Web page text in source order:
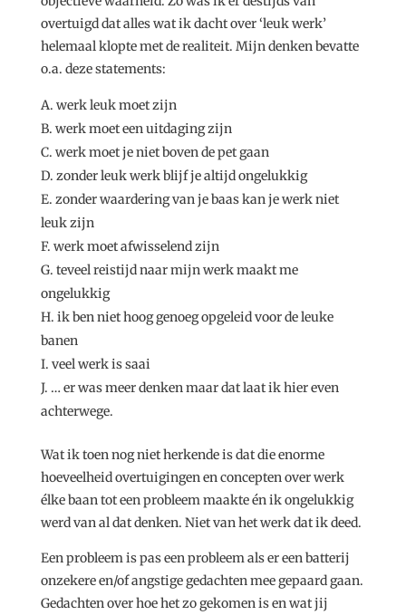
overtuigd dat alles wat ik dacht over ‘leuk werk’
helemaal klopte met de realiteit. Mijn denken bevatte
o.a. deze statements:
werk leuk moet zijn
werk moet een uitdaging zijn
werk moet je niet boven de pet gaan
zonder leuk werk blijf je altijd ongelukkig
zonder waardering van je baas kan je werk niet
leuk zijn
werk moet afwisselend zijn
teveel reistijd naar mijn werk maakt me
ongelukkig
ik ben niet hoog genoeg opgeleid voor de leuke
banen
veel werk is saai
… er was meer denken maar dat laat ik hier even
achterwege.
Wat ik toen nog niet herkende is dat die enorme
hoeveelheid overtuigingen en concepten over werk
élke baan tot een probleem maakte én ik ongelukkig
werd van al dat denken. Niet van het werk dat ik deed.
Een probleem is pas een probleem als er een batterij
onzekere en/of angstige gedachten mee gepaard gaan.
Gedachten over hoe het zo gekomen is en wat jij